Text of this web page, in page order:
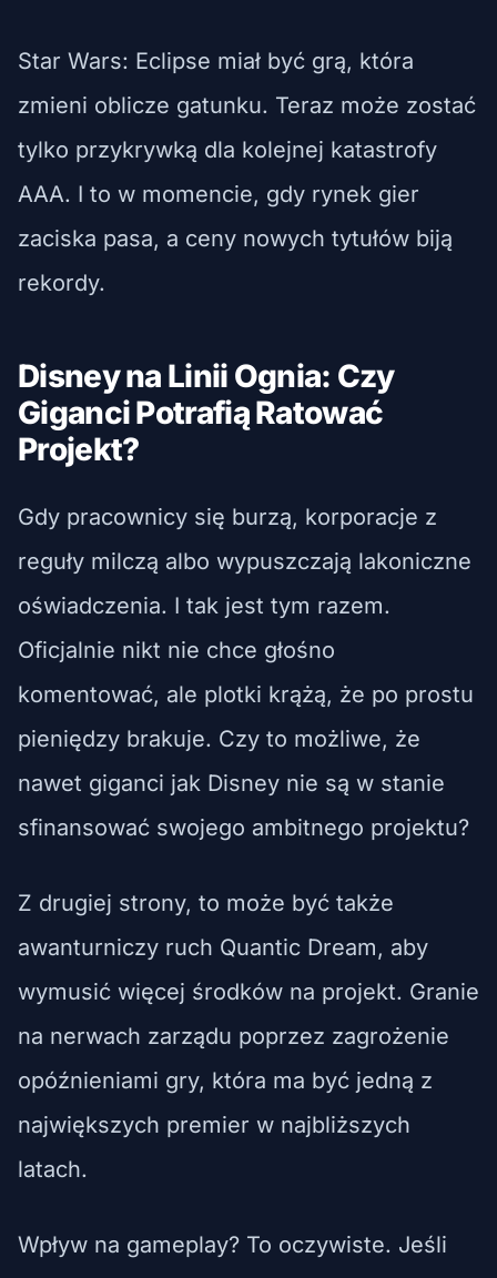
Star Wars: Eclipse miał być grą, która
zmieni oblicze gatunku. Teraz może zostać
tylko przykrywką dla kolejnej katastrofy
AAA. I to w momencie, gdy rynek gier
zaciska pasa, a ceny nowych tytułów biją
rekordy.
Disney na Linii Ognia: Czy
Giganci Potrafią Ratować
Projekt?
Gdy pracownicy się burzą, korporacje z
reguły milczą albo wypuszczają lakoniczne
oświadczenia. I tak jest tym razem.
Oficjalnie nikt nie chce głośno
komentować, ale plotki krążą, że po prostu
pieniędzy brakuje. Czy to możliwe, że
nawet giganci jak Disney nie są w stanie
sfinansować swojego ambitnego projektu?
Z drugiej strony, to może być także
awanturniczy ruch Quantic Dream, aby
wymusić więcej środków na projekt. Granie
na nerwach zarządu poprzez zagrożenie
opóźnieniami gry, która ma być jedną z
największych premier w najbliższych
latach.
Wpływ na gameplay? To oczywiste. Jeśli